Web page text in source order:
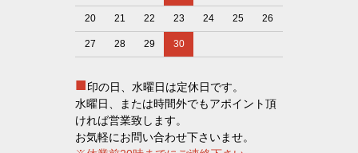
20 21 22 23 24 25 26
27 28 29 30
■印の日、水曜日は定休日です。
水曜日、または時間外でもアポイント頂
ければ営業致します。
お気軽にお問い合わせ下さいませ。